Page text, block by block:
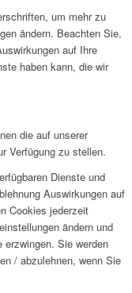
um mehr zu
ändern. Beachten Sie,
auf Ihre
haben kann, die wir
die auf unserer
Verfügung zu stellen.
Dienste und
Auswirkungen auf
Cookies jederzeit
ändern und
Sie werden
/ abzulehnen, wenn Sie